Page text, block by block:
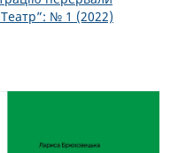
№ 1 (2022)